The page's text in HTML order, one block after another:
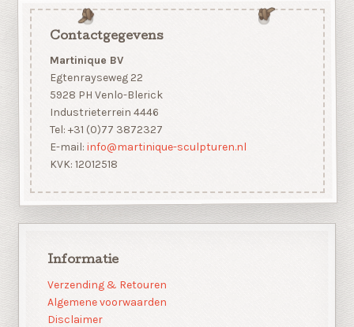
Contactgegevens
Martinique BV
Egtenrayseweg 22
5928 PH Venlo-Blerick
Industrieterrein 4446
Tel: +31 (0)77 3872327
E-mail: info@martinique-sculpturen.nl
KVK: 12012518
Informatie
Verzending & Retouren
Algemene voorwaarden
Disclaimer